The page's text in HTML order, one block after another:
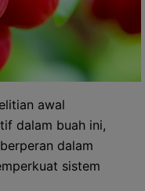
awal
dalam buah ini,
dalam
sistem